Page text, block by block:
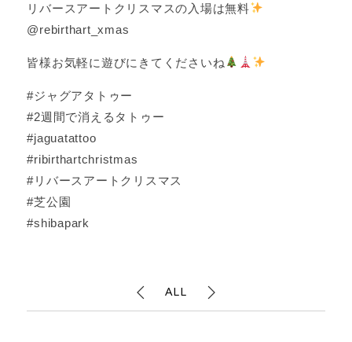
リバースアートクリスマスの入場は無料
@rebirthart_xmas
皆様お気軽に遊びにきてくださいね
#ジャグアタトゥー
#2週間で消えるタトゥー
#jaguatattoo
#ribirthartchristmas
#リバースアートクリスマス
#芝公園
#shibapark
ALL